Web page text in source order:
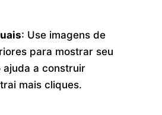
: Use imagens de
para mostrar seu
ajuda a construir
mais cliques.